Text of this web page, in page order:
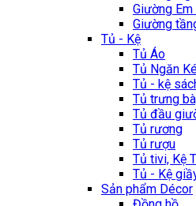
Giường Em
Giường
Tủ - Kệ
Tủ Áo
Tủ Ngăn
Tủ - kệ
Tủ trưng
Tủ đầu
Tủ rương
Tủ rượu
Tủ tivi, Kệ
Tủ - Kệ
Sản phẩm Décor